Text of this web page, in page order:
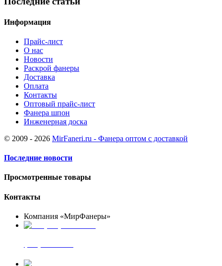
Информация
Прайс-лист
О нас
Новости
Раскрой фанеры
Доставка
Оплата
Контакты
Оптовый прайс-лист
Фанера шпон
Инженерная доска
© 2009 - 2026 MirFaneri.ru - Фанера оптом с доставкой
Последние новости
Просмотренные товары
Контакты
Компания «МирФанеры»